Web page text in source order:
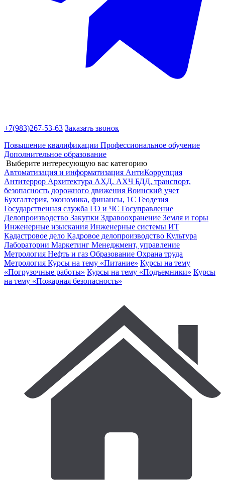
+7(983)267-53-63 Заказать звонок
Повышение квалификации Профессиональное обучение
Дополнительное образование
Выберите интересующую вас категорию
Автоматизация и информатизация АнтиКоррупция
Антитеррор Архитектура АХД, АХЧ БДД, транспорт,
безопасность дорожного движения Воинский учет
Бухгалтерия, экономика, финансы, 1С Геодезия
Государственная служба ГО и ЧС Госуправление
Делопроизводство Закупки Здравоохранение Земля и горы
Инженерные изыскания Инженерные системы ИТ
Кадастровое дело Кадровое делопроизводство Культура
Лаборатории Маркетинг Менеджмент, управление
Метрология Нефть и газ Образование Охрана труда
Метрология Курсы на тему «Питание» Курсы на тему
«Погрузочные работы» Курсы на тему «Подъемники» Курсы
на тему «Пожарная безопасность»